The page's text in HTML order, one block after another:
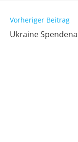
Vorheriger Beitrag
Ukraine